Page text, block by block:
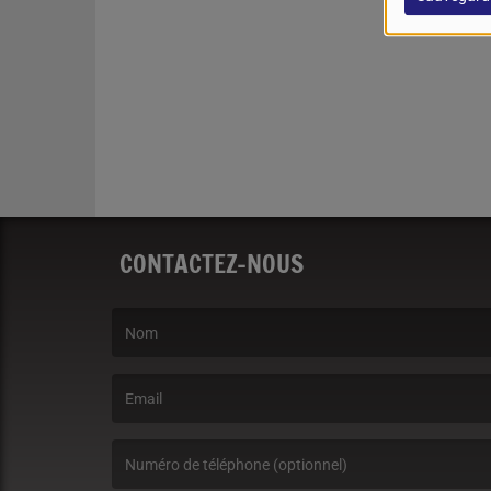
CONTACTEZ-NOUS